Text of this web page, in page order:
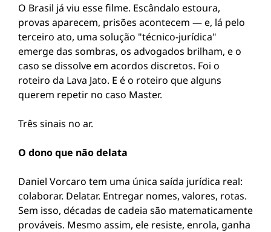
O Brasil já viu esse filme. Escândalo estoura,
provas aparecem, prisões acontecem — e, lá pelo
terceiro ato, uma solução "técnico-jurídica"
emerge das sombras, os advogados brilham, e o
caso se dissolve em acordos discretos. Foi o
roteiro da Lava Jato. E é o roteiro que alguns
querem repetir no caso Master.
Três sinais no ar.
O dono que não delata
Daniel Vorcaro tem uma única saída jurídica real:
colaborar. Delatar. Entregar nomes, valores, rotas.
Sem isso, décadas de cadeia são matematicamente
prováveis. Mesmo assim, ele resiste, enrola, ganha